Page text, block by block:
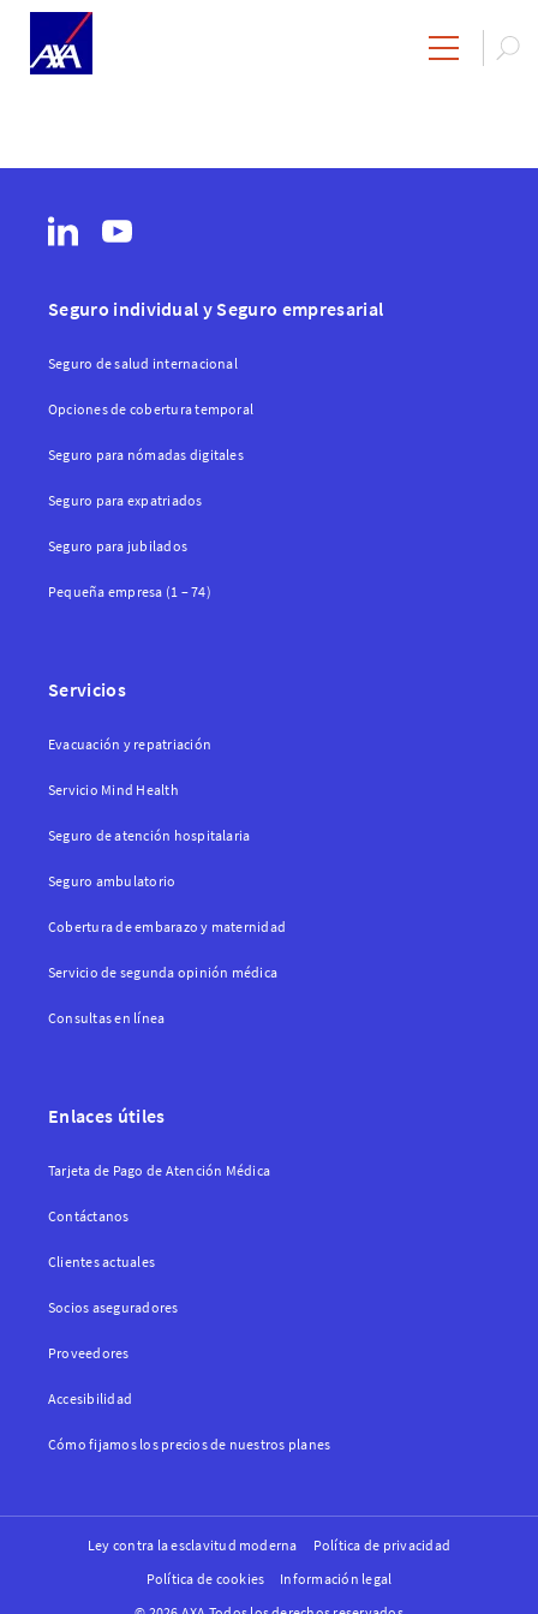
Seguro individual y Seguro empresarial
Seguro de salud internacional
Opciones de cobertura temporal
Seguro para nómadas digitales
Seguro para expatriados
Seguro para jubilados
Pequeña empresa (1 – 74)
Servicios
Evacuación y repatriación
Servicio Mind Health
Seguro de atención hospitalaria
Seguro ambulatorio
Cobertura de embarazo y maternidad
Servicio de segunda opinión médica
Consultas en línea
Enlaces útiles
Tarjeta de Pago de Atención Médica
Contáctanos
Clientes actuales
Socios aseguradores
Proveedores
Accesibilidad
Cómo fijamos los precios de nuestros planes
Ley contra la esclavitud moderna
Política de privacidad
Política de cookies
Información legal